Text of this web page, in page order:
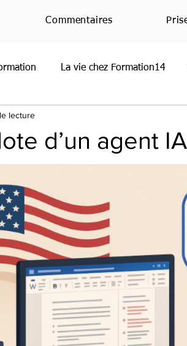
Commentaires
La vie chez Formation14
Normandie
Handicap Emploi Nouveauté
d’un agent
lecture